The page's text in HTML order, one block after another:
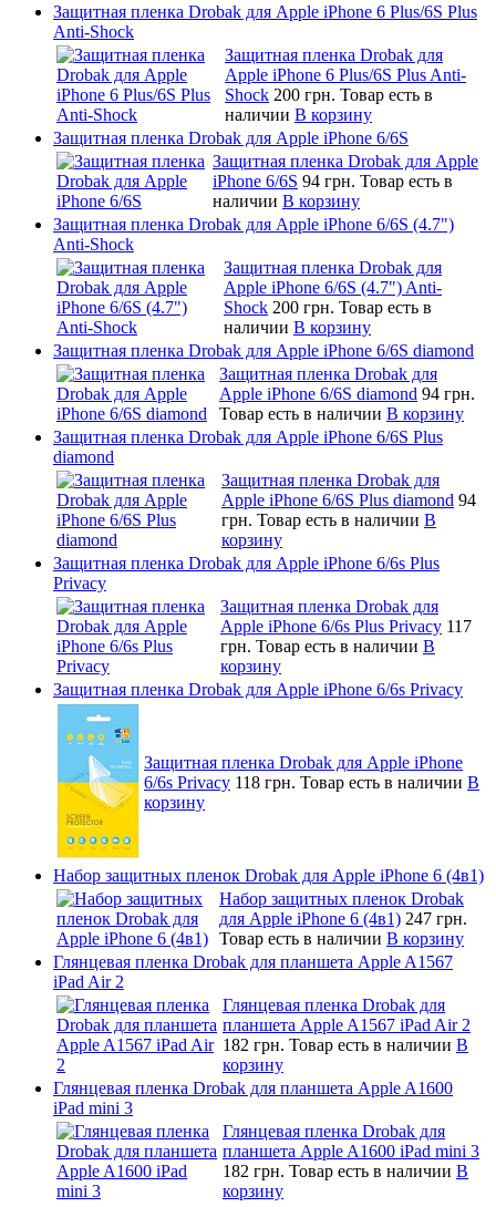
Защитная пленка Drobak для Apple iPhone 6 Plus/6S Plus
Anti-Shock
Защитная пленка Drobak для
Apple iPhone 6 Plus/6S Plus Anti-
Shock 200 грн. Товар есть в
наличии В корзину
Защитная пленка Drobak для Apple iPhone 6/6S
Защитная пленка Drobak для Apple
iPhone 6/6S 94 грн. Товар есть в
наличии В корзину
Защитная пленка Drobak для Apple iPhone 6/6S (4.7")
Anti-Shock
Защитная пленка Drobak для
Apple iPhone 6/6S (4.7") Anti-
Shock 200 грн. Товар есть в
наличии В корзину
Защитная пленка Drobak для Apple iPhone 6/6S diamond
Защитная пленка Drobak для
Apple iPhone 6/6S diamond 94 грн.
Товар есть в наличии В корзину
Защитная пленка Drobak для Apple iPhone 6/6S Plus
diamond
Защитная пленка Drobak для
Apple iPhone 6/6S Plus diamond 94
грн. Товар есть в наличии В
корзину
Защитная пленка Drobak для Apple iPhone 6/6s Plus
Privacy
Защитная пленка Drobak для
Apple iPhone 6/6s Plus Privacy 117
грн. Товар есть в наличии В
корзину
Защитная пленка Drobak для Apple iPhone 6/6s Privacy
Защитная пленка Drobak для Apple iPhone
6/6s Privacy 118 грн. Товар есть в наличии В
корзину
Набор защитных пленок Drobak для Apple iPhone 6 (4в1)
Набор защитных пленок Drobak
для Apple iPhone 6 (4в1) 247 грн.
Товар есть в наличии В корзину
Глянцевая пленка Drobak для планшета Apple A1567
iPad Air 2
Глянцевая пленка Drobak для
планшета Apple A1567 iPad Air 2
182 грн. Товар есть в наличии В
корзину
Глянцевая пленка Drobak для планшета Apple A1600
iPad mini 3
Глянцевая пленка Drobak для
планшета Apple A1600 iPad mini 3
182 грн. Товар есть в наличии В
корзину